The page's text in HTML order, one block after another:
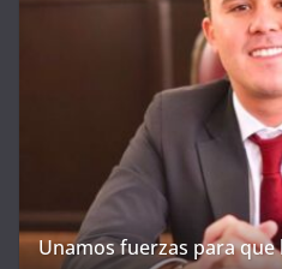
Unamos fuerzas para que